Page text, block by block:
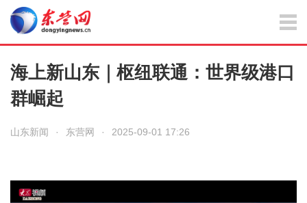
海上新山东｜枢纽联通：世界级港口
群崛起
山东新闻 · 东营网 · 2025-09-01 17:26